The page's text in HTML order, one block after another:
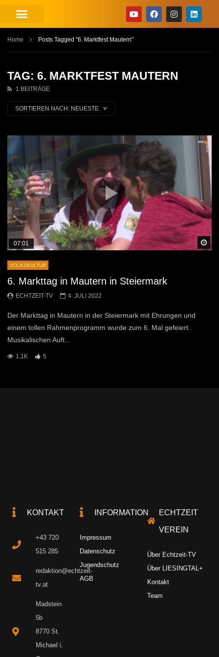
Home Posts Tagged "6. Marktfest Mautern"
TAG: 6. MARKTFEST MAUTERN
1 BEITRÄGE
SORTIEREN NACH: NEUESTE
07:01
VOLKSKULTUR
6. Markttag in Mautern in Steiermark
ECHTZEIT-TV 4. JULI 2022
Der Markttag in Mautern in der Steiermark mit Ehrungen und
einem tollen Rahmenprogramm wurde zum 6. Mal gefeiert.
Musikalischen Auft...
1.1K 5
KONTAKT
+43 720
515 285
redaktion@echtzeit-
tv.at
Madstein
5b
8770 St.
Michael i.
INFORMATION
Impressum
Datenschutz
Jugendschutz
AGB
ECHTZEIT
VEREIN
Über Echtzeit-TV
Über LIESINGTAL+
Kontakt
Team